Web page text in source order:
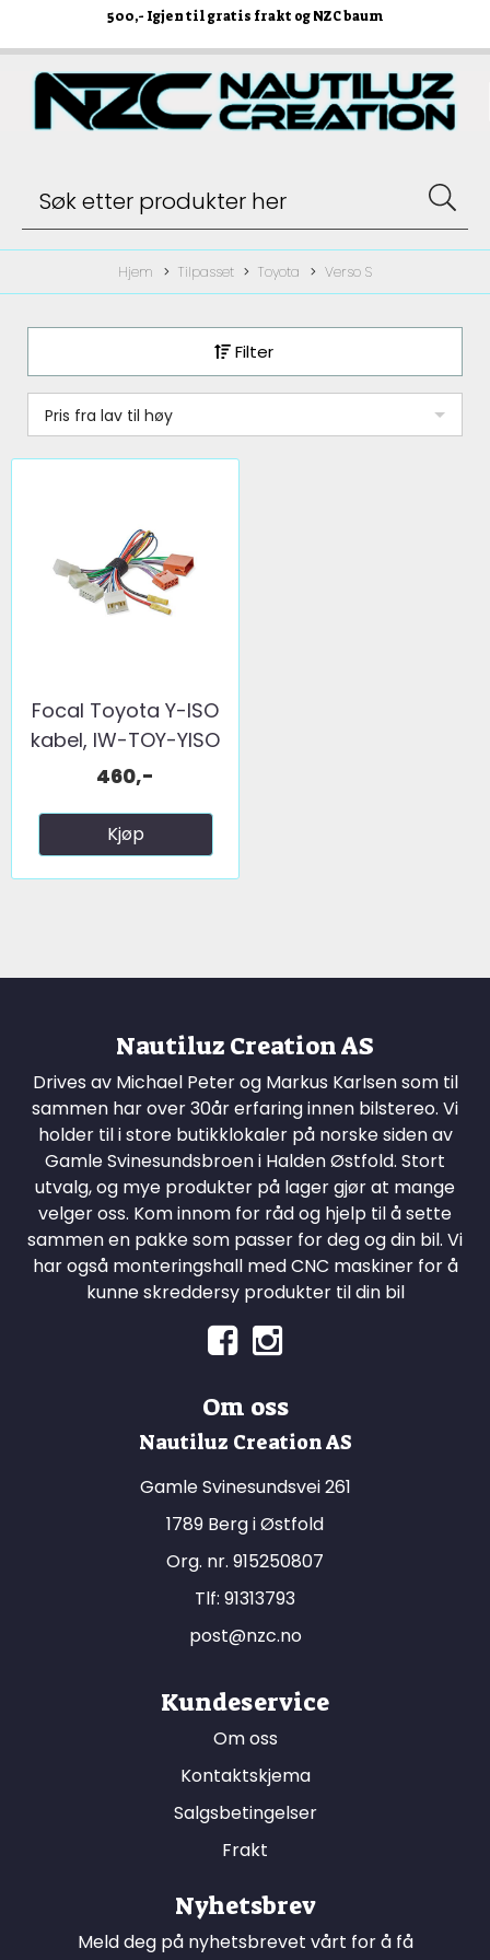
500,- Igjen til gratis frakt og NZC baum
Hjem Tilpasset Toyota Verso S
Filter
Pris fra lav til høy
Focal Toyota Y-ISO
kabel, IW-TOY-YISO
460,-
Kjøp
Nautiluz Creation AS
Drives av Michael Peter og Markus Karlsen som til
sammen har over 30år erfaring innen bilstereo. Vi
holder til i store butikklokaler på norske siden av
Gamle Svinesundsbroen i Halden Østfold. Stort
utvalg, og mye produkter på lager gjør at mange
velger oss. Kom innom for råd og hjelp til å sette
sammen en pakke som passer for deg og din bil. Vi
har også monteringshall med CNC maskiner for å
kunne skreddersy produkter til din bil
Om oss
Nautiluz Creation AS
Gamle Svinesundsvei 261
1789 Berg i Østfold
Org. nr. 915250807
Tlf: 91313793
post@nzc.no
Kundeservice
Om oss
Kontaktskjema
Salgsbetingelser
Frakt
Nyhetsbrev
Meld deg på nyhetsbrevet vårt for å få